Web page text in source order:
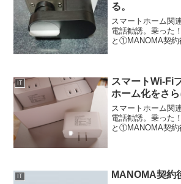
る。
スマートホーム関
電話勧誘。乗った
と①MANOMA契
IT
スマートWi-Fi
ホーム化をさら
スマートホーム関
電話勧誘。乗った
と①MANOMA契
IT MANOMA契